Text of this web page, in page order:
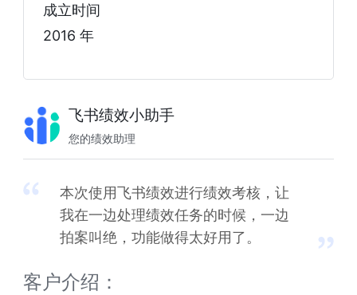
成立时间
2016 年
飞书绩效小助手
您的绩效助理
本次使用飞书绩效进行绩效考核，让
我在一边处理绩效任务的时候，一边
拍案叫绝，功能做得太好用了。
客户介绍：